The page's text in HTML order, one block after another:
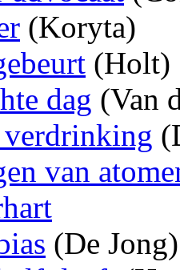
(Koryta)
(Holt)
dag (Van
van
(De Jong)